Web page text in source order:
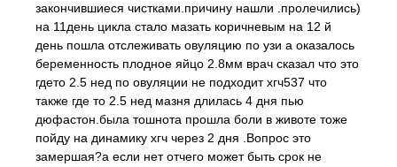
закончившиеся чистками.причину нашли .пролечились)
на 11день цикла стало мазать коричневым на 12 й
день пошла отслеживать овуляцию по узи а оказалось
беременность плодное яйцо 2.8мм врач сказал что это
гдето 2.5 нед по овуляции не подходит хгч537 что
также где то 2.5 нед мазня длилась 4 дня пью
дюфастон.была тошнота прошла боли в животе тоже
пойду на динамику хгч через 2 дня .Вопрос это
замершая?а если нет отчего может быть срок не